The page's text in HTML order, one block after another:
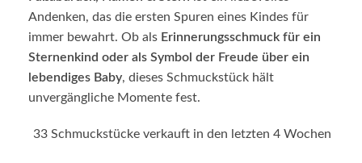
Andenken, das die ersten Spuren eines Kindes für
immer bewahrt. Ob als Erinnerungsschmuck für ein
Sternenkind oder als Symbol der Freude über ein
lebendiges Baby, dieses Schmuckstück hält
unvergängliche Momente fest.
33 Schmuckstücke verkauft in den letzten 4 Wochen